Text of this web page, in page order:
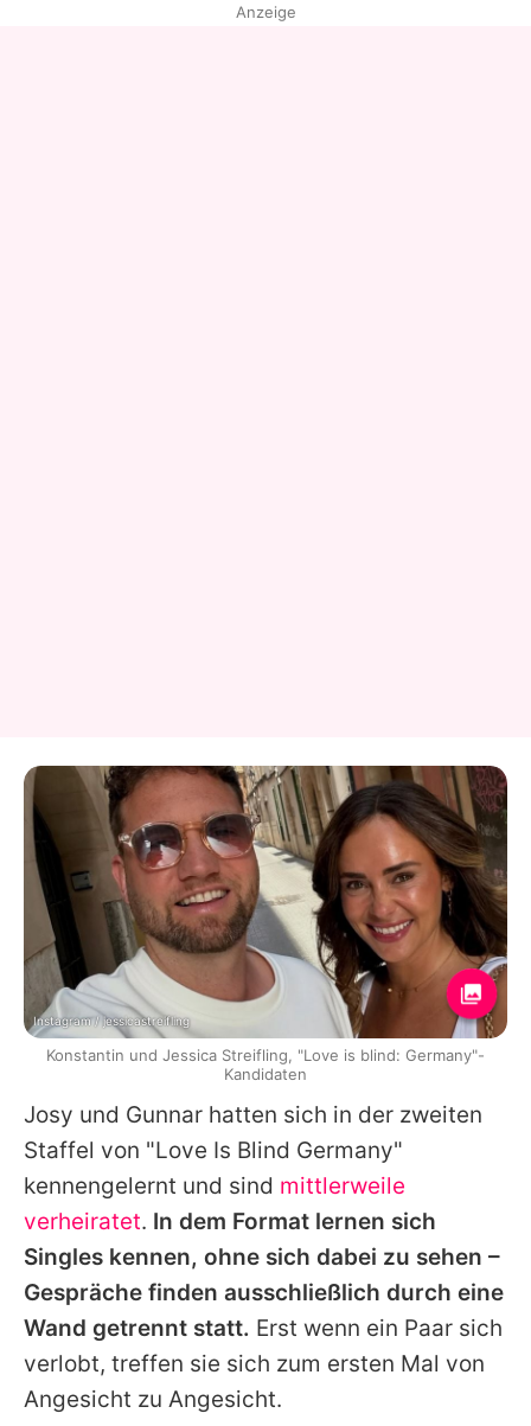
Josy und Gunnar hatten sich in der zweiten
Staffel von "Love Is Blind Germany"
kennengelernt und sind mittlerweile
verheiratet. In dem Format lernen sich
Singles kennen, ohne sich dabei zu sehen –
Gespräche finden ausschließlich durch eine
Wand getrennt statt. Erst wenn ein Paar sich
verlobt, treffen sie sich zum ersten Mal von
Angesicht zu Angesicht.
Anzeige
Instagram / jessicastreifling
Konstantin und Jessica Streifling, "Love is blind: Germany"-
Kandidaten